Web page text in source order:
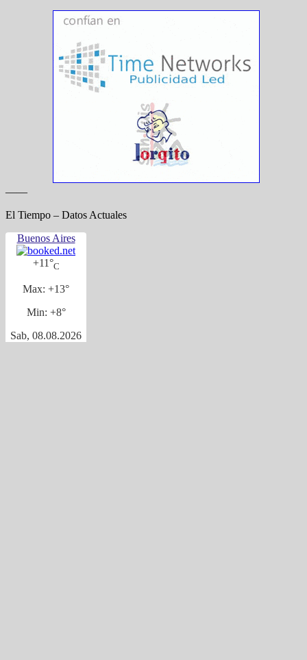
——
El Tiempo – Datos Actuales
Buenos Aires
+11°C
Max: +13°
Min: +8°
Sab, 08.08.2026